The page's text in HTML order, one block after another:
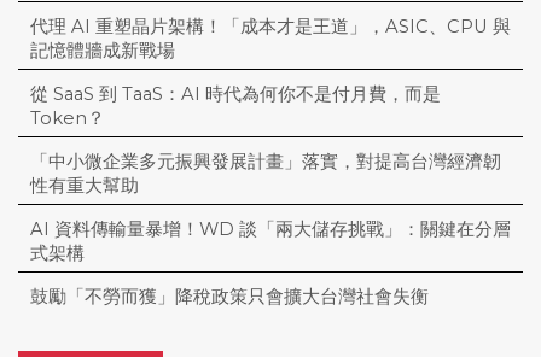
代理 AI 重塑晶片架構！「成本才是王道」，ASIC、CPU 與
記憶體牆成新戰場
從 SaaS 到 TaaS：AI 時代為何你不是付月費，而是
Token？
「中小微企業多元振興發展計畫」落實，對提高台灣經濟韌
性有重大幫助
AI 資料傳輸量暴增！WD 談「兩大儲存挑戰」：關鍵在分層
式架構
鼓勵「不勞而獲」降稅政策只會擴大台灣社會失衡